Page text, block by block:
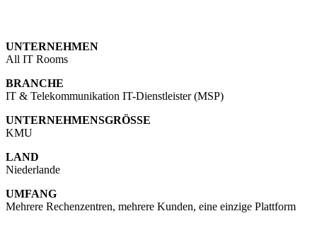
UNTERNEHMEN
All IT Rooms
BRANCHE
IT & Telekommunikation IT-Dienstleister (MSP)
UNTERNEHMENSGRÖSSE
KMU
LAND
Niederlande
UMFANG
Mehrere Rechenzentren, mehrere Kunden, eine einzige Plattform